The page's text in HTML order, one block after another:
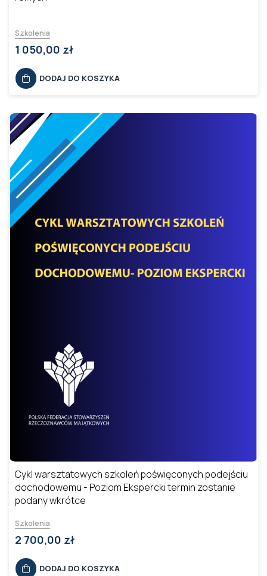
Szkolenia
1 050,00 zł
DODAJ DO KOSZYKA
Cykl warsztatowych szkoleń poświęconych podejściu
dochodowemu - Poziom Ekspercki termin zostanie
podany wkrótce
Szkolenia
2 700,00 zł
DODAJ DO KOSZYKA